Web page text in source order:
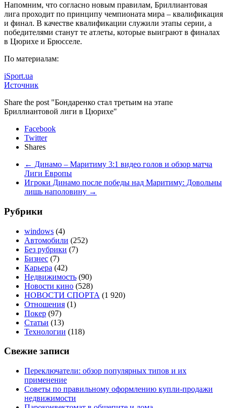
Напомним, что согласно новым правилам, Бриллиантовая
лига проходит по принципу чемпионата мира – квалификация
и финал. В качестве квалификации служили этапы серии, а
победителями станут те атлеты, которые выиграют в финалах
в Цюрихе и Брюсселе.
По материалам:
iSport.ua
Источник
Share the post "Бондаренко стал третьим на этапе
Бриллиантовой лиги в Цюрихе"
Facebook
Twitter
Shares
← Динамо – Маритиму 3:1 видео голов и обзор матча
Лиги Европы
Игроки Динамо после победы над Маритиму: Довольны
лишь наполовину →
Рубрики
windows (4)
Автомобили (252)
Без рубрики (7)
Бизнес (7)
Карьера (42)
Недвижимость (90)
Новости кино (528)
НОВОСТИ СПОРТА (1 920)
Отношения (1)
Покер (97)
Статьи (13)
Технологии (118)
Свежие записи
Переключатели: обзор популярных типов и их
применение
Советы по правильному оформлению купли-продажи
недвижимости